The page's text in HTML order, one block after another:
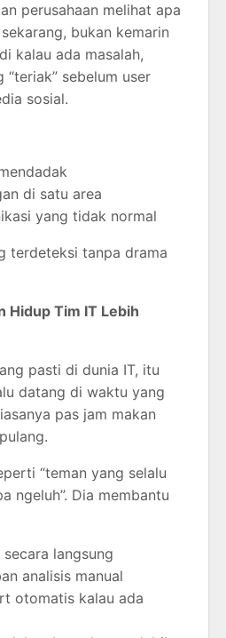
perusahaan melihat apa
bukan kemarin
kalau ada masalah,
“teriak” sebelum user
sosial.
di satu area
yang tidak normal
terdeteksi tanpa drama
Hidup Tim IT Lebih
pasti di dunia IT, itu
datang di waktu yang
pas jam makan
“teman yang selalu
ngeluh”. Dia membantu
langsung
analisis manual
otomatis kalau ada